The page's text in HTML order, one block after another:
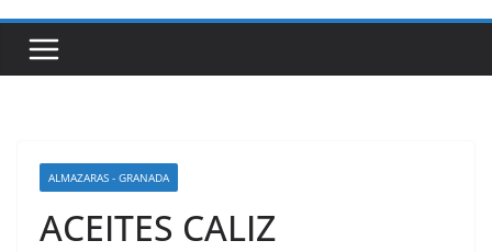
ALMAZARAS - GRANADA
ACEITES CALIZ